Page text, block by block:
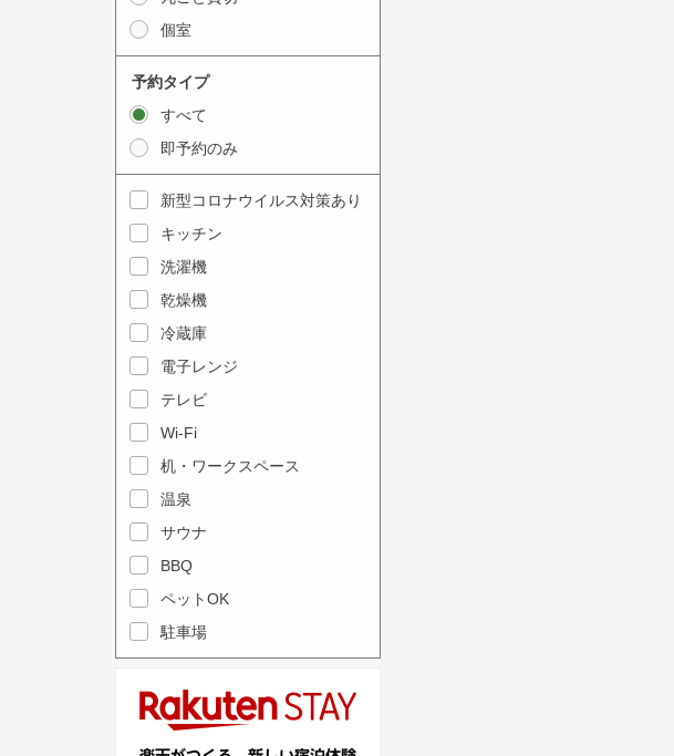
w
i
t
h
c
a
l
n
d
a
r
a
n
s
e
l
c
a
c
w
i
t
h
t
h
c
a
l
e
n
d
r
a
n
s
e
e
個室
予約タイプ
すべて
即予約のみ
新型コロナウイルス対策あり
キッチン
洗濯機
乾燥機
冷蔵庫
電子レンジ
テレビ
Wi-Fi
机・ワークスペース
温泉
サウナ
BBQ
ペットOK
駐車場